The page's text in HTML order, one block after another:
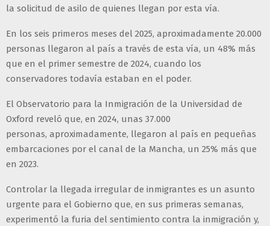
la solicitud de asilo de quienes llegan por esta vía.
En los seis primeros meses del 2025, aproximadamente 20.000
personas llegaron al país a través de esta vía, un 48% más
que en el primer semestre de 2024, cuando los
conservadores todavía estaban en el poder.
El Observatorio para la Inmigración de la Universidad de
Oxford reveló que, en 2024, unas 37.000
personas, aproximadamente, llegaron al país en pequeñas
embarcaciones por el canal de la Mancha, un 25% más que
en 2023.
Controlar la llegada irregular de inmigrantes es un asunto
urgente para el Gobierno que, en sus primeras semanas,
experimentó la furia del sentimiento contra la inmigración y,